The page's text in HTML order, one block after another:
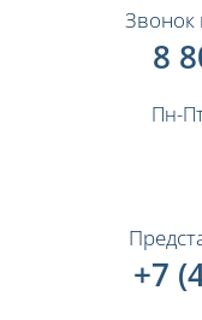
Звонок
8
Пн-
+7